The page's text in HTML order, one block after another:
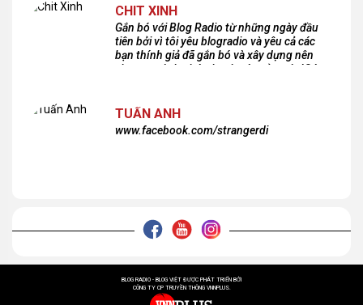
CHIT XINH
Gắn bó với Blog Radio từ những ngày đầu
tiên bởi vì tôi yêu blogradio và yêu cả các
bạn thính giả đã gắn bó và xây dựng nên
chương trình phát thanh xúc cảm này!Cám
TUẤN ANH
www.facebook.com/strangerdi
BLOG RADIO - BLOG VIỆT ĐƯỢC PHÁT TRIỂN BỞI
CÔNG TY CP TRUYỀN THÔNG VNNPLUS.